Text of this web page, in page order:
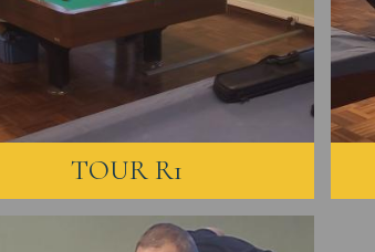
TOUR R1